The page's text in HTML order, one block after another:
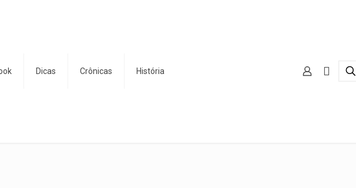
Dicas Crônicas História